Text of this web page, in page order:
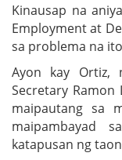
Kinausap na
Employment at
sa problema na
Ayon kay Ortiz,
Secretary
maipautang sa
maipambayad
katapusan ng